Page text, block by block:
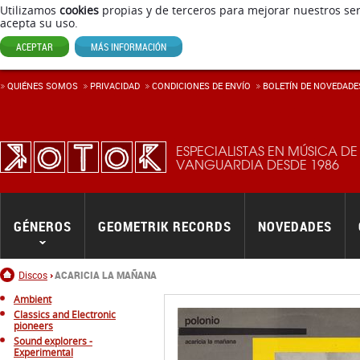
Utilizamos cookies propias y de terceros para mejorar nuestros
acepta su uso.
ACEPTAR MÁS INFORMACIÓN
ESPECIALISTAS EN MÚSICA DE
VANGUARDIA DESDE 1986
Inicio
Discos ACARICIA LA MAÑANA
GÉNEROS GEOMETRIK RECORDS NOVEDADES
QUIÉNES SOMOS PRIVACIDAD CONDICIONES DE ENVÍ­O BOLETÍN DE
Ambient
Classics and Electronic
pioneers
Sound explorers -
Experimental